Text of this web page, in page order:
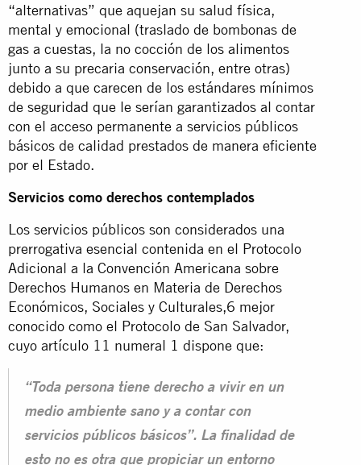
“alternativas” que aquejan su salud física,
mental y emocional (traslado de bombonas de
gas a cuestas, la no cocción de los alimentos
junto a su precaria conservación, entre otras)
debido a que carecen de los estándares mínimos
de seguridad que le serían garantizados al contar
con el acceso permanente a servicios públicos
básicos de calidad prestados de manera eficiente
por el Estado.
Servicios como derechos contemplados
Los servicios públicos son considerados una
prerrogativa esencial contenida en el Protocolo
Adicional a la Convención Americana sobre
Derechos Humanos en Materia de Derechos
Económicos, Sociales y Culturales,6 mejor
conocido como el Protocolo de San Salvador,
cuyo artículo 11 numeral 1 dispone que:
“Toda persona tiene derecho a vivir en un
medio ambiente sano y a contar con
servicios públicos básicos”. La finalidad de
esto no es otra que propiciar un entorno